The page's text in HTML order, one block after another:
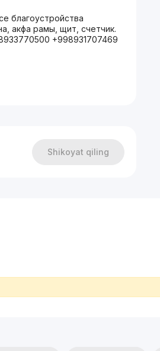
благоустройства
акфа рамы, щит, счетчик.
+998931707469
Shikoyat qiling